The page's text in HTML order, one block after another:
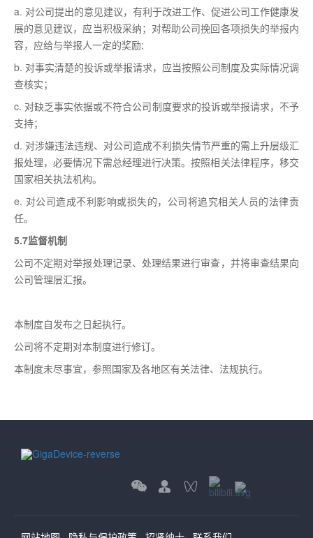
a. 对公司提出的意见建议，有利于改进工作、促进公司工作健康发
展的意见建议，应当积极采纳；对帮助公司挽回各项损失的举报内
容，应给与举报人一定的奖励;
b. 对事实清楚的投诉或举报请求，应当按照公司制度及实际情况调
查核实；
c. 对缺乏事实依据或不符合公司制度要求的投诉或举报请求，不予
支持；
d. 对涉嫌违法违规、对公司造成不利损失情节严重的需上升层级汇
报处理，必要情况下需总经理进行决策。按照相关法律程序，移交
国家相关执法机构。
e. 对公司造成不利影响或损失的，公司将追究相关人员的法律责
任。
5.7监督机制
公司不定期对举报处理记录、处理结果进行审查，并将审查结果向
公司管理层汇报。
本制度自发布之日起执行。
公司将不定期对本制度进行修订。
本制度未尽事宜，参照国家及各地区有关法律、法规执行。